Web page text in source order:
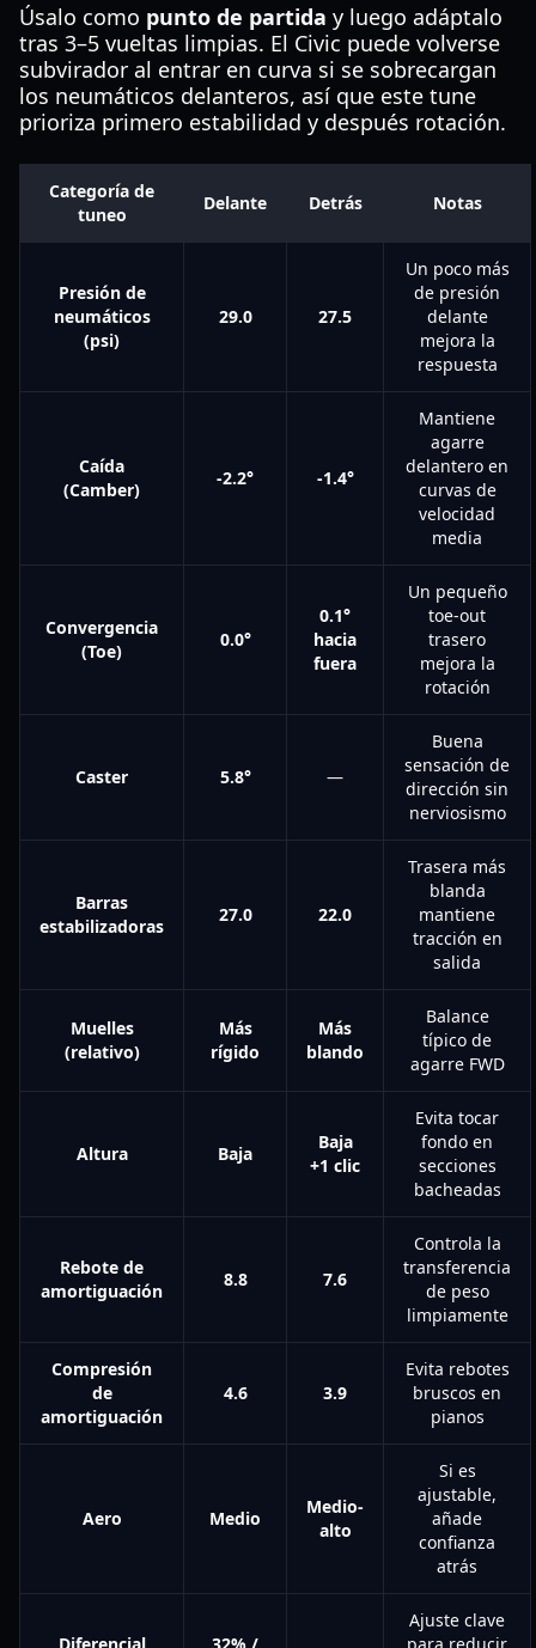
Úsalo como punto de partida y luego adáptalo
tras 3–5 vueltas limpias. El Civic puede volverse
subvirador al entrar en curva si se sobrecargan
los neumáticos delanteros, así que este tune
prioriza primero estabilidad y después rotación.
Categoría de
tuneo
Delante Detrás Notas
Presión de
neumáticos
(psi)
29.0 27.5
Un poco más
de presión
delante
mejora la
respuesta
Caída
(Camber)
-2.2° -1.4°
Mantiene
agarre
delantero en
curvas de
velocidad
media
Convergencia
(Toe)
0.0°
0.1°
hacia
fuera
Un pequeño
toe-out
trasero
mejora la
rotación
Caster 5.8° —
Buena
sensación de
dirección sin
nerviosismo
Barras
estabilizadoras
27.0 22.0
Trasera más
blanda
mantiene
tracción en
salida
Muelles
(relativo)
Más
rígido
Más
blando
Balance
típico de
agarre FWD
Altura Baja
Baja
+1 clic
Evita tocar
fondo en
secciones
bacheadas
Rebote de
amortiguación
8.8 7.6
Controla la
transferencia
de peso
limpiamente
Compresión
de
amortiguación
4.6 3.9
Evita rebotes
bruscos en
pianos
Aero Medio
Medio-
alto
Si es
ajustable,
añade
confianza
atrás
Ajuste clave